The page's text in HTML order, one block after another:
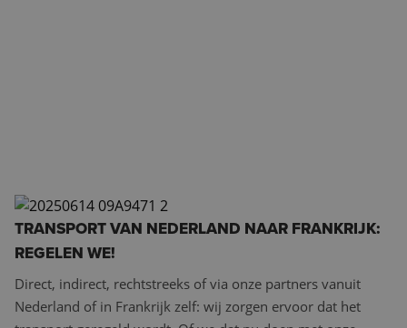
TRANSPORT VAN NEDERLAND NAAR FRANKRIJK:
REGELEN WE!
Direct, indirect, rechtstreeks of via onze partners vanuit
Nederland of in Frankrijk zelf: wij zorgen ervoor dat het